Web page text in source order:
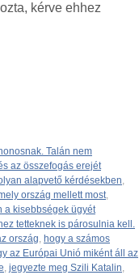
kérve ehhez
Talán nem
az összefogás erejét
alapvető kérdésekben,
ország mellett most,
a kisebbségek ügyét
tetteknek is párosulnia kell.
ország, hogy a számos
az Európai Unió miként áll az
, jegyezte meg Szili Katalin,